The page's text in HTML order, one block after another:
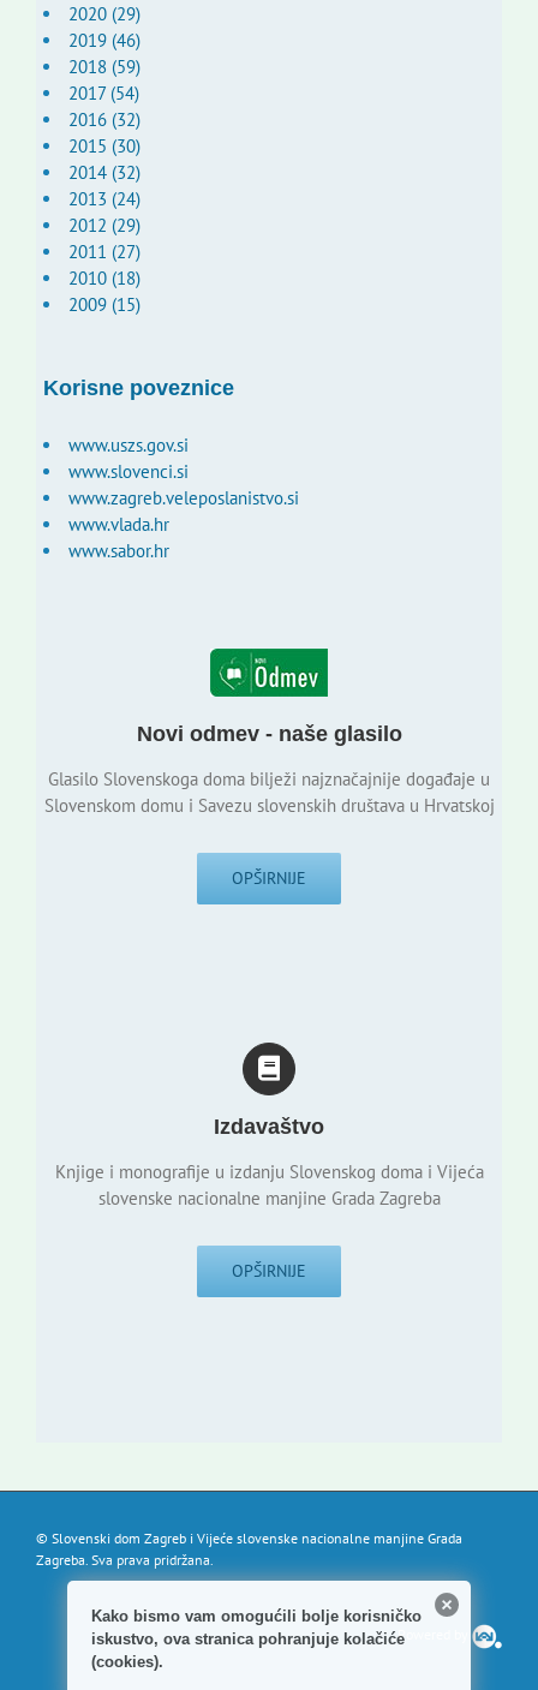
2020 (29)
2019 (46)
2018 (59)
2017 (54)
2016 (32)
2015 (30)
2014 (32)
2013 (24)
2012 (29)
2011 (27)
2010 (18)
2009 (15)
Korisne poveznice
www.uszs.gov.si
www.slovenci.si
www.zagreb.veleposlanistvo.si
www.vlada.hr
www.sabor.hr
Novi odmev - naše glasilo
Glasilo Slovenskoga doma bilježi najznačajnije događaje u
Slovenskom domu i Savezu slovenskih društava u Hrvatskoj
OPŠIRNIJE
Izdavaštvo
Knjige i monografije u izdanju Slovenskog doma i Vijeća
slovenske nacionalne manjine Grada Zagreba
OPŠIRNIJE
© Slovenski dom Zagreb i Vijeće slovenske nacionalne manjine Grada
Zagreba. Sva prava pridržana.
Powered by
Kako bismo vam omogućili bolje korisničko
iskustvo, ova stranica pohranjuje kolačiće
(cookies).